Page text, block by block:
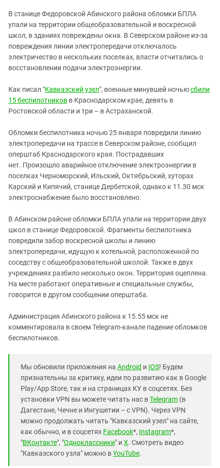
КАВКАЗ ЗА ПАЛЕСТИНУ
ИНАКОМЫСЛИЕ В ЧЕЧНЕ
ПРЕСЛЕДОВАНИЕ АКТИВИСТОВ
МОБИЛИЗАЦИЯ И ПРОТЕСТЫ
Ингушетия
Кабардино-Балкария
Калмыкия
Карачаево-Черкесия
Нагорный Карабах
Российская Федерация
Ростовская область
Северная Осетия - Алания
СКФО
Ставропольский край
Чечня
Южный Кавказ
В станице Федоровской Абинского района обломки БПЛА
упали на территории общеобразовательной и воскресной
школ, в зданиях повреждены окна. В Северском районе из-за
повреждения линии электропередачи отключалось
электричество в нескольких поселках, власти отчитались о
восстановлении подачи электроэнергии.
Как писал "Кавказский узел", военные минувшей ночьюсбили
15 беспилотников в Краснодарском крае, девять в
Ростовской области и три – в Астраханской.
Обломки беспилотника ночью 25 января повредили линию
электропередачи на трассе в Северском районе, сообщил
оперштаб Краснодарского края. Пострадавших
нет. Произошло аварийное отключение электроэнергии в
поселках Черноморский, Ильский, Октябрьский, хуторах
Карский и Кипячий, станице Дербетской, однако к 11.30 мск
электроснабжение было восстановлено.
В Абинском районе обломки БПЛА упали на территории двух
школ в станице Федоровской. Фрагменты беспилотника
повредили забор воскресной школы и линию
электропередачи, идущую к котельной, расположенной по
соседству с общеобразовательной школой. Также в двух
учреждениях разбило несколько окон. Территория оцеплена.
На месте работают оперативные и специальные службы,
говорится в другом сообщении оперштаба.
Администрация Абинского района к 15.55 мск не
комментировала в своем Telegram-канале падение обломков
беспилотников.
Мы обновили приложения на Android и IOS! Будем
признательны за критику, идеи по развитию как в Google
Play/App Store, так и на страницах КУ в соцсетях. Без
установки VPN вы можете читать нас вTelegram (в
Дагестане, Чечне и Ингушетии – с VPN). Через VPN
можно продолжать читать "Кавказский узел" на сайте,
как обычно, и в соцсетях Facebook*, Instagram*,
"ВКонтакте", "Одноклассники" и X. Смотреть видео
"Кавказского узла" можно вYouTube.